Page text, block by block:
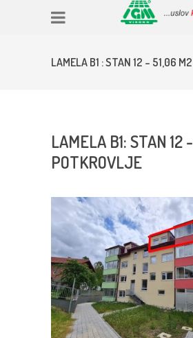
LAMELA B1 : STAN 12 – 51,06 M2
LAMELA B1: STAN 12 -
POTKROVLJE